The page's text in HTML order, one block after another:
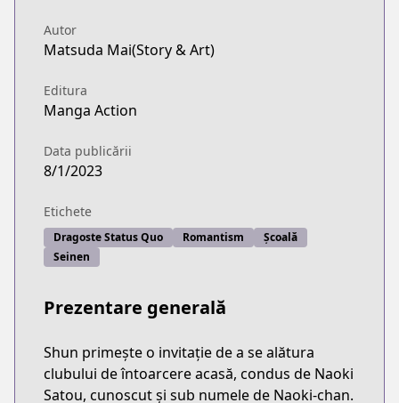
Autor
Matsuda Mai(Story & Art)
Editura
Manga Action
Data publicării
8/1/2023
Etichete
Dragoste Status Quo Romantism
Școală
Seinen
Prezentare generală
Shun primește o invitație de a se alătura
clubului de întoarcere acasă, condus de Naoki
Satou, cunoscut și sub numele de Naoki-chan.